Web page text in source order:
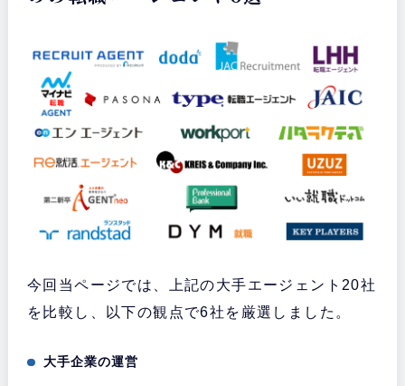
今回当ページでは、上記の大手エージェント20社
を比較し、以下の観点で6社を厳選しました。
大手企業の運営